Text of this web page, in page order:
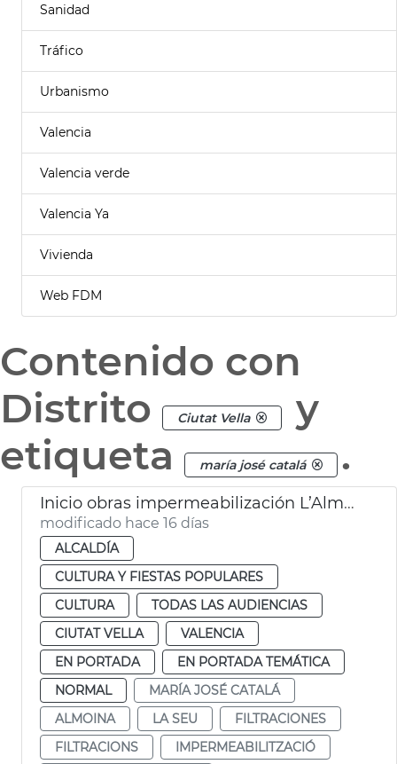
Sanidad
Tráfico
Urbanismo
Valencia
Valencia verde
Valencia Ya
Vivienda
Web FDM
Contenido con
Distrito
Ciutat Vella
y
etiqueta
maría josé catalá .
Inicio obras impermeabilización L’Almoina València
modificado hace 16 días
ALCALDÍA
CULTURA Y FIESTAS POPULARES
CULTURA
TODAS LAS AUDIENCIAS
CIUTAT VELLA
VALENCIA
EN PORTADA
EN PORTADA TEMÁTICA
NORMAL
MARÍA JOSÉ CATALÁ
ALMOINA
LA SEU
FILTRACIONES
FILTRACIONS
IMPERMEABILITZACIÓ